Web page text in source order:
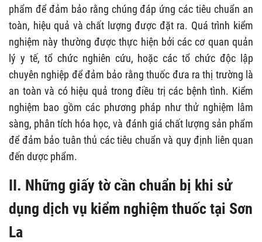
phẩm để đảm bảo rằng chúng đáp ứng các tiêu chuẩn an
toàn, hiệu quả và chất lượng được đặt ra. Quá trình kiểm
nghiệm này thường được thực hiện bởi các cơ quan quản
lý y tế, tổ chức nghiên cứu, hoặc các tổ chức độc lập
chuyên nghiệp để đảm bảo rằng thuốc đưa ra thị trường là
an toàn và có hiệu quả trong điều trị các bệnh tình. Kiểm
nghiệm bao gồm các phương pháp như thử nghiệm lâm
sàng, phân tích hóa học, và đánh giá chất lượng sản phẩm
để đảm bảo tuân thủ các tiêu chuẩn và quy định liên quan
đến dược phẩm.
II. Những giấy tờ cần chuẩn bị khi sử
dụng dịch vụ kiểm nghiệm thuốc tại Sơn
La